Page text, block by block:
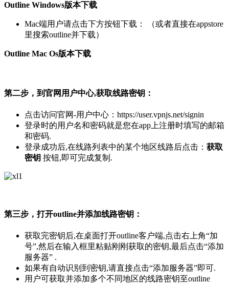
Outline Windows版本下载
Mac端用户请点击下方按钮下载： （或者直接在appstore
里搜索outline并下载）
Outline Mac Os版本下载
第二步，到官网用户中心,获取线路密钥：
点击访问官网-用户中心：https://user.vpnjs.net/signin
登录时的用户名和密码就是您在app上注册时填写的邮箱
和密码.
登录成功后,在线路列表中的某个地区线路后点击： 获取
密钥 按钮,即可完成复制.
第三步，打开outline并添加线路密钥：
获取完密钥后,在桌面打开outline客户端,点击右上角“加
号”,然后在输入框里粘贴刚刚获取的密钥,最后点击“添加
服务器” .
如果有自动识别到密钥,请直接点击“添加服务器”即可.
用户可获取并添加多个不同地区的线路密钥至outline